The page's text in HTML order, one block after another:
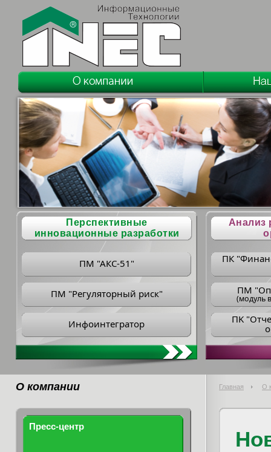
Перспективные
инновационные разработки
ПМ "АКС-51"
ПМ "Регуляторный риск"
Инфоинтегратор
Анализ
ПК
ПM
(модуль
ПK
О компании Главная О
Пресс-центр